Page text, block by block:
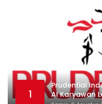
1
Prudential
AI Karyawan